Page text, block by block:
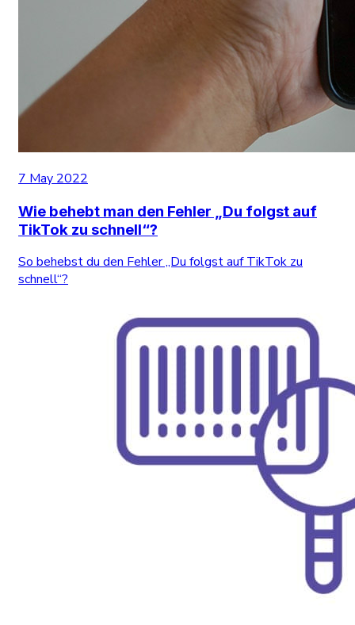
7 May 2022
Wie behebt man den Fehler „Du folgst auf
TikTok zu schnell“?
So behebst du den Fehler „Du folgst auf TikTok zu
schnell“?